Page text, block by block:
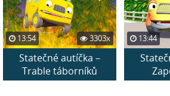
13:54 3303x
Statečné autíčka –
Trable táborníků
13:44